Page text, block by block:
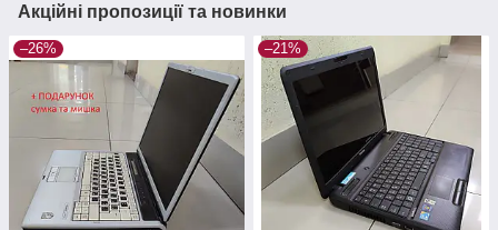
Акційні пропозиції та новинки
–26% –21%